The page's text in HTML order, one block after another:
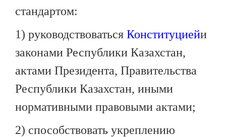
стандартом:
1) руководствоваться Конституциейи
законами Республики Казахстан,
актами Президента, Правительства
Республики Казахстан, иными
нормативными правовыми актами;
2) способствовать укреплению